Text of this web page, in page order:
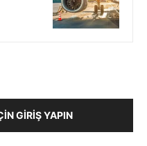
GIRIŞ YAPIN